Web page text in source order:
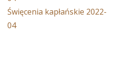
Święcenia kapłańskie 2022-
04